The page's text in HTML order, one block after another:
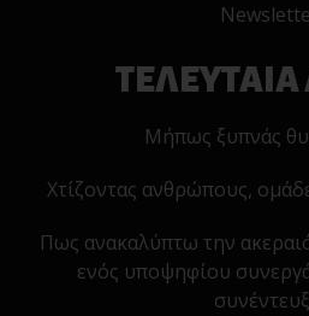
Μήπως ξυπνάς
Χτίζοντας ανθρώπους,
Πως ανακαλύπτω την
ενός υποψηφίου